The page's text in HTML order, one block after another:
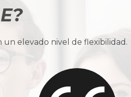
un elevado nivel de flexibilidad.